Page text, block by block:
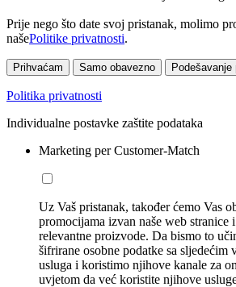
Prije nego što date svoj pristanak, molimo
našePolitike privatnosti.
Prihvaćam Samo obavezno Podešavanje
Politika privatnosti
Individualne postavke zaštite podataka
Marketing per Customer-Match
Uz Vaš pristanak, također ćemo Vas
promocijama izvan naše web stranice
relevantne proizvode. Da bismo to
šifrirane osobne podatke sa sljedećim
usluga i koristimo njihove kanale za
uvjetom da već koristite njihove